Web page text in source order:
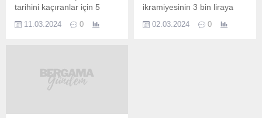
tarihini kaçıranlar için 5
başvuru süresi bu gece saat
Sınavı (YKS) başvurularını
26 Şubat’a kadar
ek başvuru hakkı tanınmıştı.
11.03.2024 0
ikramiyesinin 3 bin liraya
düzenlemenin de yer aldığı
02.03.2024 0